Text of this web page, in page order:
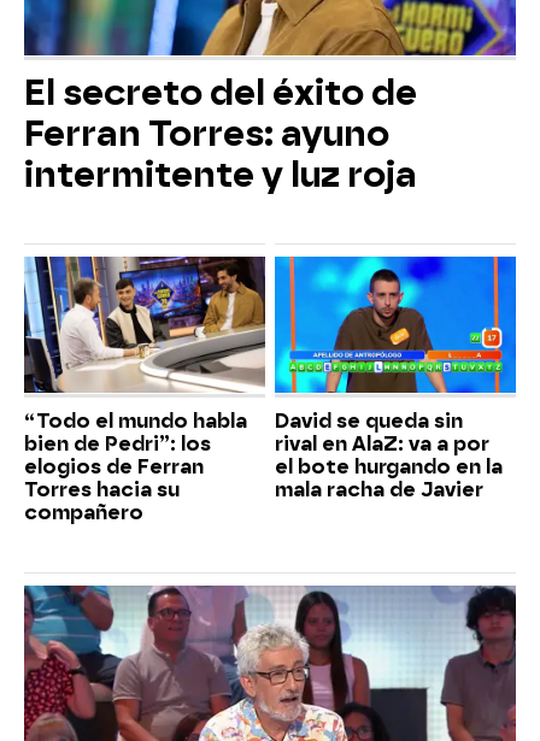
El secreto del éxito de
Ferran Torres: ayuno
intermitente y luz roja
“Todo el mundo habla
bien de Pedri”: los
elogios de Ferran
Torres hacia su
compañero
David se queda sin
rival en AlaZ: va a por
el bote hurgando en la
mala racha de Javier